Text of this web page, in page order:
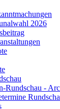
2026
Rundschau -